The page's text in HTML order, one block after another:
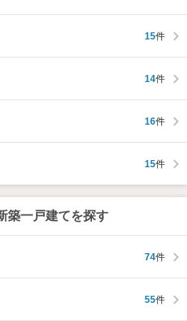
15件
14件
16件
15件
築一戸建てを探す
74件
55件